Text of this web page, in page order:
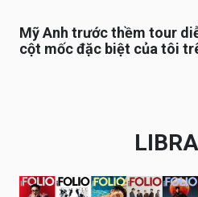
Mỹ Anh trước thềm tour
cột mốc đặc biệt của tôi